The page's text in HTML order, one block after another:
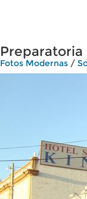
Preparatoria
Fotos Modernas /